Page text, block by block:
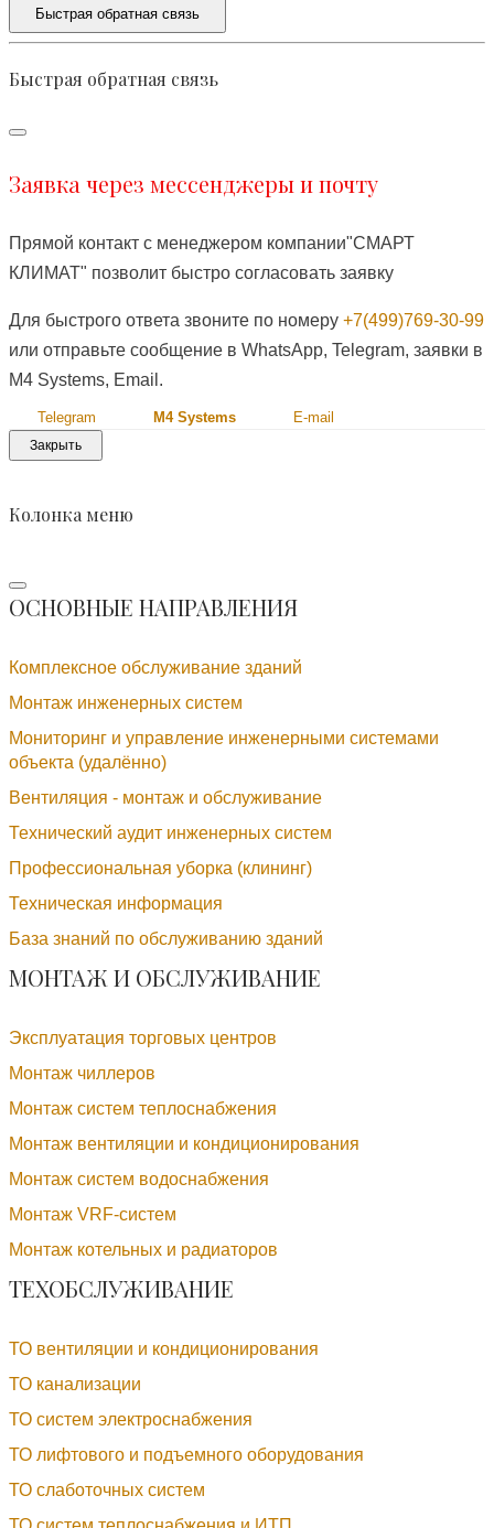
Быстрая обратная связь
Быстрая обратная связь
Заявка через мессенджеры и почту
Прямой контакт с менеджером компании"СМАРТ
КЛИМАТ" позволит быстро согласовать заявку
Для быстрого ответа звоните по номеру +7(499)769-30-99
или отправьте сообщение в WhatsApp, Telegram, заявки в
M4 Systems, Email.
Telegram M4 Systems E-mail
Закрыть
Колонка меню
ОСНОВНЫЕ НАПРАВЛЕНИЯ
Комплексное обслуживание зданий
Монтаж инженерных систем
Мониторинг и управление инженерными системами
объекта (удалённо)
Вентиляция - монтаж и обслуживание
Технический аудит инженерных систем
Профессиональная уборка (клининг)
Техническая информация
База знаний по обслуживанию зданий
МОНТАЖ И ОБСЛУЖИВАНИЕ
Эксплуатация торговых центров
Монтаж чиллеров
Монтаж систем теплоснабжения
Монтаж вентиляции и кондиционирования
Монтаж систем водоснабжения
Монтаж VRF-систем
Монтаж котельных и радиаторов
ТЕХОБСЛУЖИВАНИЕ
ТО вентиляции и кондиционирования
ТО канализации
ТО систем электроснабжения
ТО лифтового и подъемного оборудования
ТО слаботочных систем